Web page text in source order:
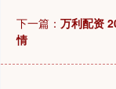
下一篇： 万利配资
情